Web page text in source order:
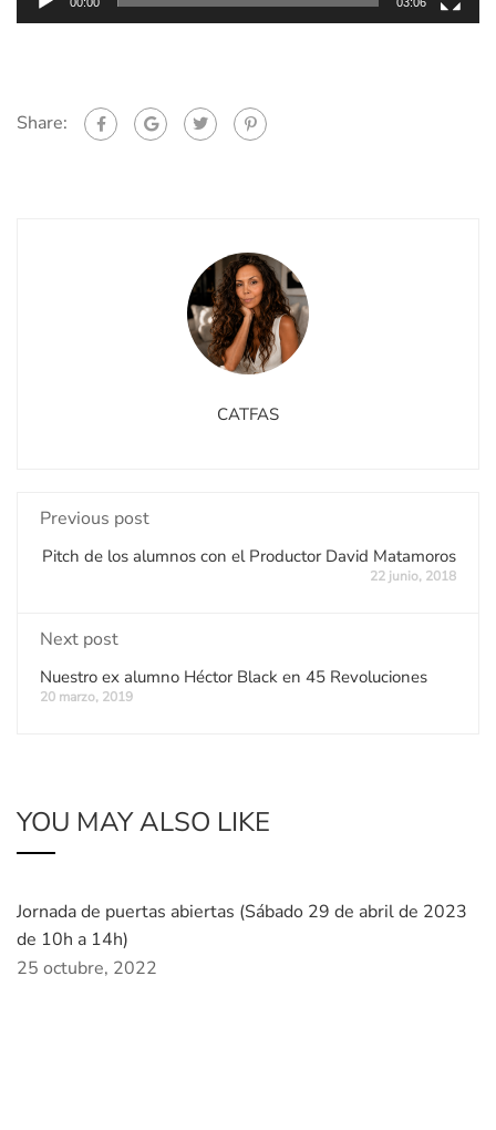
Share:
CATFAS
Previous post
Pitch de los alumnos con el Productor David Matamoros
22 junio, 2018
Next post
Nuestro ex alumno Héctor Black en 45 Revoluciones
20 marzo, 2019
YOU MAY ALSO LIKE
Jornada de puertas abiertas (Sábado 29 de abril de 2023
de 10h a 14h)
25 octubre, 2022